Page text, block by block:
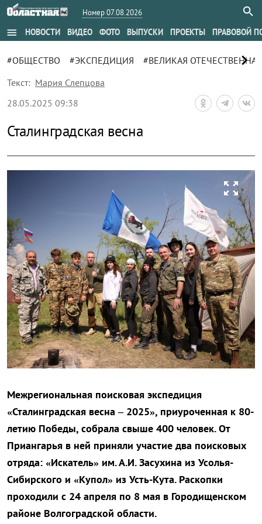
Номер 07.08.2026
menu НОВОСТИ ВИДЕО ФОТО ВЫПУСКИ ПРОЕКТЫ ПРАВОВОЙ
#ОБЩЕСТВО #ЭКСПЕДИЦИЯ #ВЕЛИКАЯ chevron_right
Текст: Мария Слепцова
28.05.2025 09:38
Сталинградская весна
zoom_out_map
Межрегиональная поисковая экспедиция
«Сталинградская весна – 2025», приуроченная к 80-
летию Победы, собрала свыше 400 человек. От
Приангарья в ней приняли участие два поисковых
отряда: «Искатель» им. А.И. Засухина из Усолья-
Сибирского и «Купол» из Усть-Кута. Раскопки
проходили с 24 апреля по 8 мая в Городищенском
районе Волгоградской области.